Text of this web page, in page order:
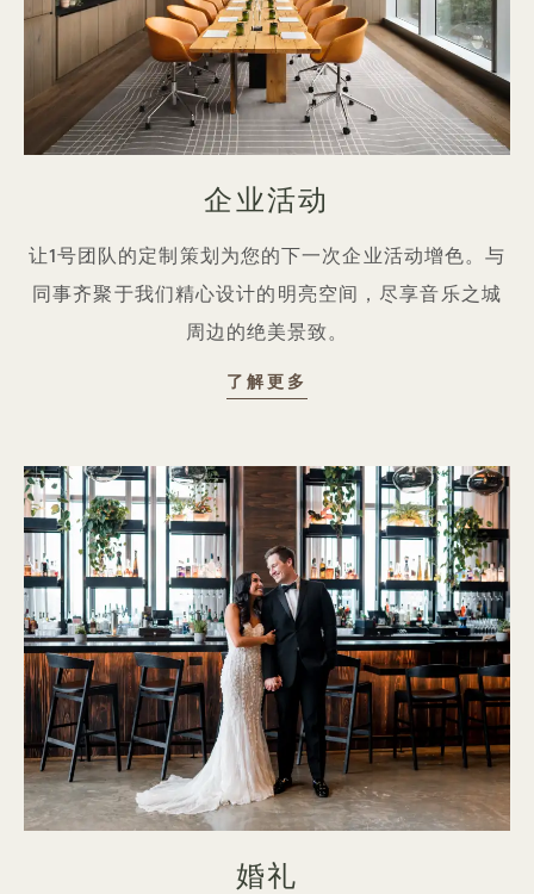
企业活动
让1号团队的定制策划为您的下一次企业活动增色。与
同事齐聚于我们精心设计的明亮空间，尽享音乐之城
周边的绝美景致。
了解更多
婚礼